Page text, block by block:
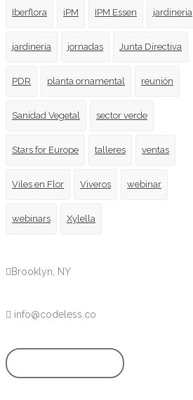
Iberflora iPM IPM Essen jardineria
jardinería jornadas Junta Directiva
PDR planta ornamental reunión
Sanidad Vegetal sector verde
Stars for Europe talleres ventas
Viles en Flor Viveros webinar
webinars Xylella
Brooklyn, NY
info@codeless.co